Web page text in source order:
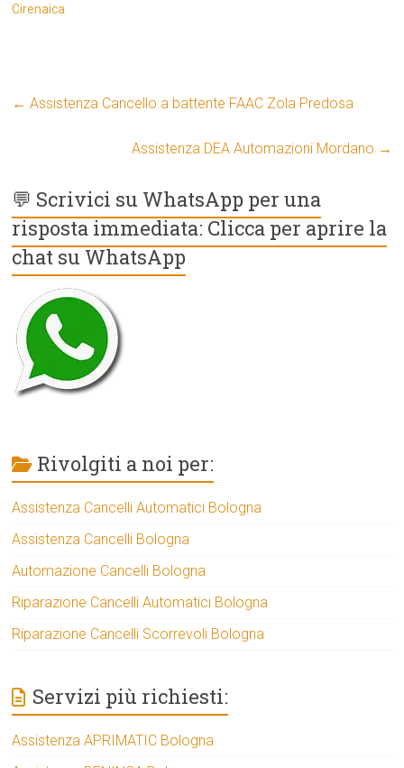
Cirenaica
← Assistenza Cancello a battente FAAC Zola Predosa
Assistenza DEA Automazioni Mordano →
💬 Scrivici su WhatsApp per una
risposta immediata: Clicca per aprire la
chat su WhatsApp
Rivolgiti a noi per:
Assistenza Cancelli Automatici Bologna
Assistenza Cancelli Bologna
Automazione Cancelli Bologna
Riparazione Cancelli Automatici Bologna
Riparazione Cancelli Scorrevoli Bologna
Servizi più richiesti:
Assistenza APRIMATIC Bologna